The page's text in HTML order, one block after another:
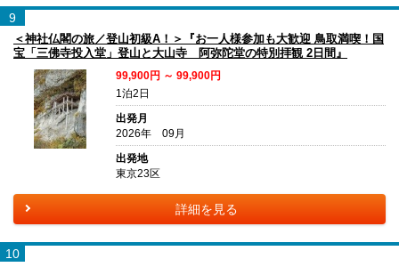
9
＜神社仏閣の旅／登山初級A！＞『お一人様参加も大歓迎 鳥取満喫！国
宝「三佛寺投入堂」登山と大山寺 阿弥陀堂の特別拝観 2日間』
99,900円 ～ 99,900円
1泊2日
出発月
2026年 09月
出発地
東京23区
詳細を見る
10